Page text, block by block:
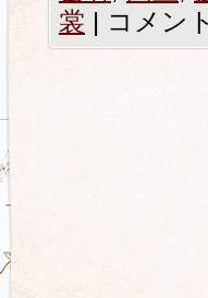
裳 | コメン